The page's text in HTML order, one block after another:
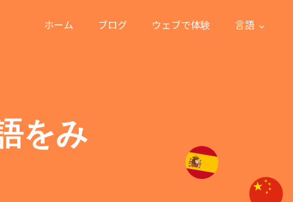
ホーム ブログ ウェブで体験 言語
をみ